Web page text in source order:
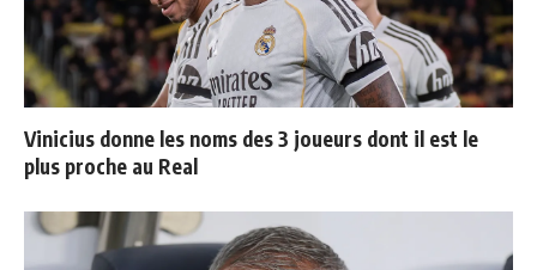
Vinicius donne les noms des 3 joueurs dont il est le
plus proche au Real